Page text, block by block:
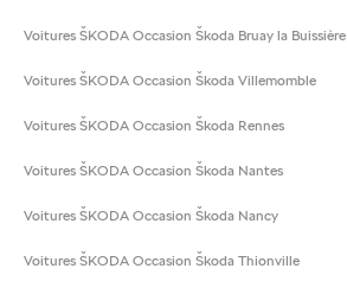
Voitures ŠKODA Occasion Škoda Bruay la Buissière
Voitures ŠKODA Occasion Škoda Villemomble
Voitures ŠKODA Occasion Škoda Rennes
Voitures ŠKODA Occasion Škoda Nantes
Voitures ŠKODA Occasion Škoda Nancy
Voitures ŠKODA Occasion Škoda Thionville